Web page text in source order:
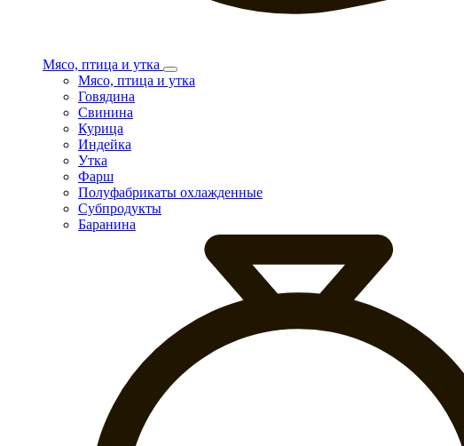
Мясо, птица и утка
Мясо, птица и утка
Говядина
Свинина
Курица
Индейка
Утка
Фарш
Полуфабрикаты охлажденные
Субпродукты
Баранина